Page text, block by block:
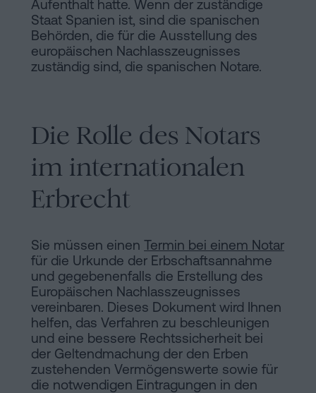
Aufenthalt hatte. Wenn der zuständige
Staat Spanien ist, sind die spanischen
Behörden, die für die Ausstellung des
europäischen Nachlasszeugnisses
zuständig sind, die spanischen Notare.
Die Rolle des Notars
im internationalen
Erbrecht
Sie müssen einen Termin bei einem Notar
für die Urkunde der Erbschaftsannahme
und gegebenenfalls die Erstellung des
Europäischen Nachlasszeugnisses
vereinbaren. Dieses Dokument wird Ihnen
helfen, das Verfahren zu beschleunigen
und eine bessere Rechtssicherheit bei
der Geltendmachung der den Erben
zustehenden Vermögenswerte sowie für
die notwendigen Eintragungen in den